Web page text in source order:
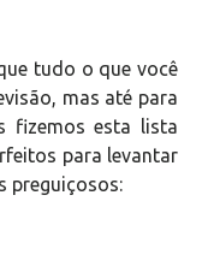
tudo o que você
mas até para
fizemos esta lista
para levantar
preguiçosos: